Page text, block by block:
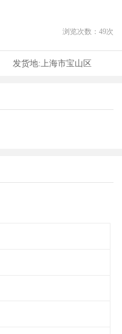
浏览次数： 49次
发货地: 上海市宝山区